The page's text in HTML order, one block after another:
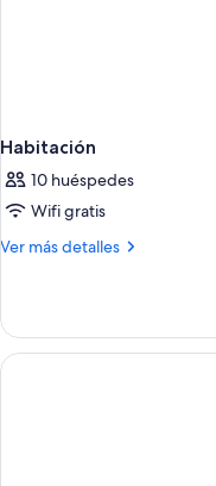
Habitación
10 huéspedes
Wifi gratis
Ver más detalles
Más